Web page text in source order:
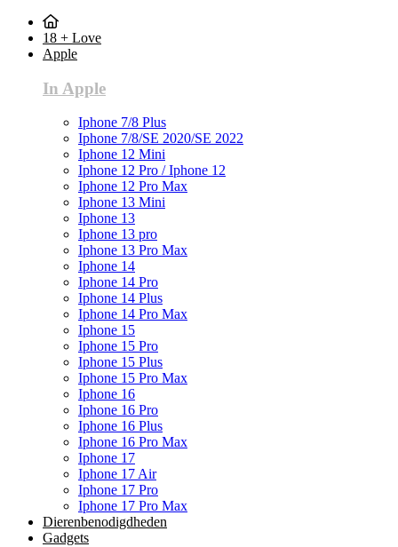
18 + Love
Apple
In Apple
Iphone 7/8 Plus
Iphone 7/8/SE 2020/SE 2022
Iphone 12 Mini
Iphone 12 Pro / Iphone 12
Iphone 12 Pro Max
Iphone 13 Mini
Iphone 13
Iphone 13 pro
Iphone 13 Pro Max
Iphone 14
Iphone 14 Pro
Iphone 14 Plus
Iphone 14 Pro Max
Iphone 15
Iphone 15 Pro
Iphone 15 Plus
Iphone 15 Pro Max
Iphone 16
Iphone 16 Pro
Iphone 16 Plus
Iphone 16 Pro Max
Iphone 17
Iphone 17 Air
Iphone 17 Pro
Iphone 17 Pro Max
Dierenbenodigdheden
Gadgets